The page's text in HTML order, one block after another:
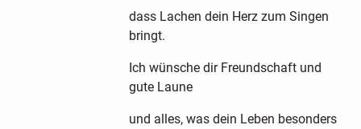
dass Lachen dein Herz zum Singen
bringt.
Ich wünsche dir Freundschaft und
gute Laune
und alles, was dein Leben besonders